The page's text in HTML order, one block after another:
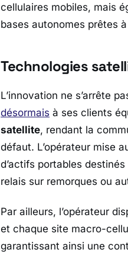
cellulaires mobiles, mais
bases autonomes prêtes
Technologies
L’innovation ne s’arrête
désormais à ses clients
satellite, rendant la
défaut. L’opérateur mise
d’actifs portables
relais sur remorques ou
Par ailleurs, l’opérateur
et chaque site macro-
garantissant ainsi une